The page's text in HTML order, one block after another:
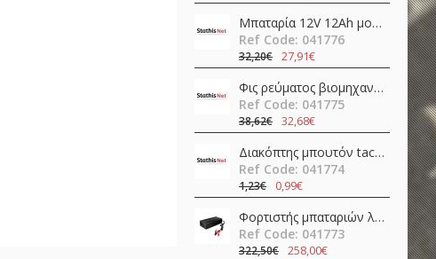
Μπαταρία 12V 12Ah μολύβδου FL12-12 Invictus
Ref Code: 041776
32,20€ 27,91€
Φις ρεύματος βιομηχανικό αρσενικό 4pins 16A 400V IP67 C01620H00321012 Amphenol
Ref Code: 041775
38,62€ 32,68€
Διακόπτης μπουτόν tact σταθερός DPDT ON-ON 0.1A 30V PCB Mount BS-800-L Canal Electronic
Ref Code: 041774
1,23€ 0,99€
Φορτιστής μπαταριών λιθίου 24V 20A AP-PF600-24L Epever
Ref Code: 041773
322,50€ 258,00€